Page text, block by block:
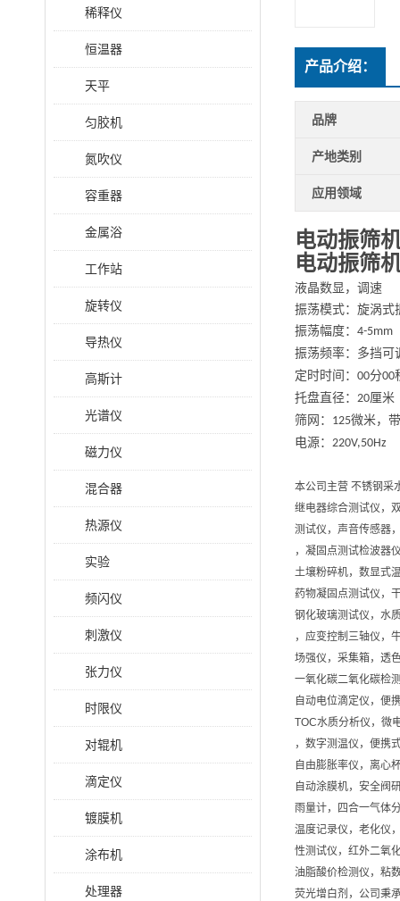
稀释仪
恒温器
天平
匀胶机
氮吹仪
容重器
金属浴
工作站
旋转仪
导热仪
高斯计
光谱仪
磁力仪
混合器
热源仪
实验
频闪仪
刺激仪
张力仪
时限仪
对辊机
滴定仪
镀膜机
涂布机
处理器
产品介绍：
品牌
产地类别
应用领域
电动振筛
电动振筛
液晶数显，调速
振荡模式：旋涡式
振荡幅度： 4-5mm
振荡频率：多挡可
定时时间： 00分00
托盘直径： 20厘米
筛网： 125微米，
电源： 220V,50Hz
本公司主营 不锈钢采
继电器综合测试仪，
测试仪，声音传感器
，凝固点测试检波器
土壤粉碎机，数显式
药物凝固点测试仪，
钢化玻璃测试仪，水
，应变控制三轴仪，
场强仪，采集箱，透
一氧化碳二氧化碳检
自动电位滴定仪，便
TOC水质分析仪，微
，数字测温仪，便携
自由膨胀率仪，离心
自动涂膜机，安全阀
雨量计，四合一气体
温度记录仪，老化仪
性测试仪，红外二氧
油脂酸价检测仪，粘
荧光增白剂，公司秉